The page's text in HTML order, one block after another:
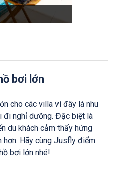
bơi lớn
cho các villa vì đây là nhu
đi nghỉ dưỡng. Đặc biệt là
du khách cảm thấy hứng
hơn. Hãy cùng Jusfly điểm
bơi lớn nhé!